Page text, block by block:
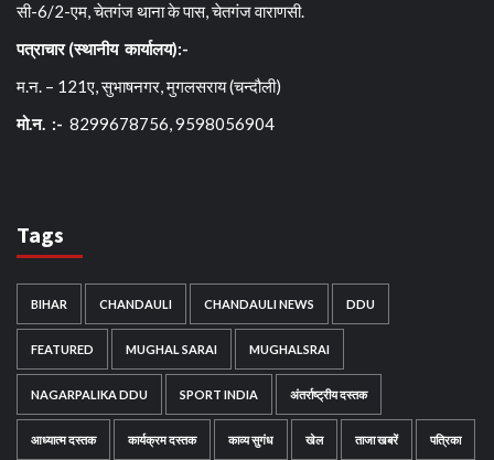
सी-6/2-एम, चेतगंज थाना के पास, चेतगंज वाराणसी.
पत्राचार (स्थानीय कार्यालय):-
म.न. – 121ए, सुभाषनगर, मुगलसराय (चन्दौली)
मो.न. :- 8299678756, 9598056904
Tags
BIHAR CHANDAULI CHANDAULI NEWS DDU
FEATURED MUGHAL SARAI MUGHALSRAI
NAGARPALIKA DDU SPORT INDIA अंतर्राष्ट्रीय दस्तक
आध्यात्म दस्तक कार्यक्रम दस्तक काव्य सुगंध खेल ताजा खबरें पत्रिका